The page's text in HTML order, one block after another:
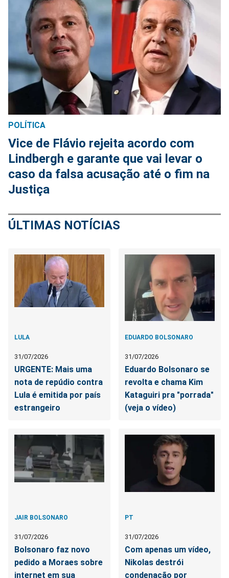
POLÍTICA
Vice de Flávio rejeita acordo com
Lindbergh e garante que vai levar o
caso da falsa acusação até o fim na
Justiça
ÚLTIMAS NOTÍCIAS
LULA
31/07/2026
URGENTE: Mais uma
nota de repúdio contra
Lula é emitida por país
estrangeiro
EDUARDO BOLSONARO
31/07/2026
Eduardo Bolsonaro se
revolta e chama Kim
Kataguiri pra "porrada"
(veja o vídeo)
JAIR BOLSONARO
31/07/2026
Bolsonaro faz novo
pedido a Moraes sobre
internet em sua
PT
31/07/2026
Com apenas um vídeo,
Nikolas destrói
condenação por